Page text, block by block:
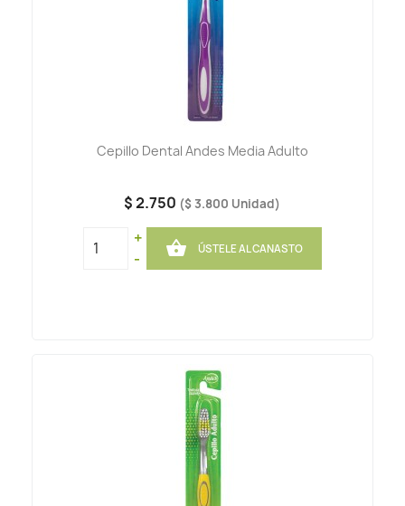
Cepillo Dental Andes Media Adulto
$ 2.750 ($ 3.800 Unidad)
+
-
 ÚSTELE AL CANASTO